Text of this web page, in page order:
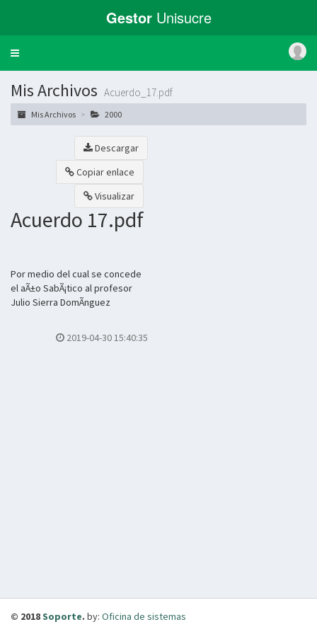
Gestor Unisucre
Toggle
Mis Archivos Acuerdo_17.pdf
Mis Archivos 2000
Descargar
Copiar enlace
Visualizar
Acuerdo 17.pdf
Por medio del cual se concede
el aÃ±o SabÃ¡tico al profesor
Julio Sierra DomÃ­nguez
2019-04-30 15:40:35
© 2018Soporte. by: Oficina de sistemas